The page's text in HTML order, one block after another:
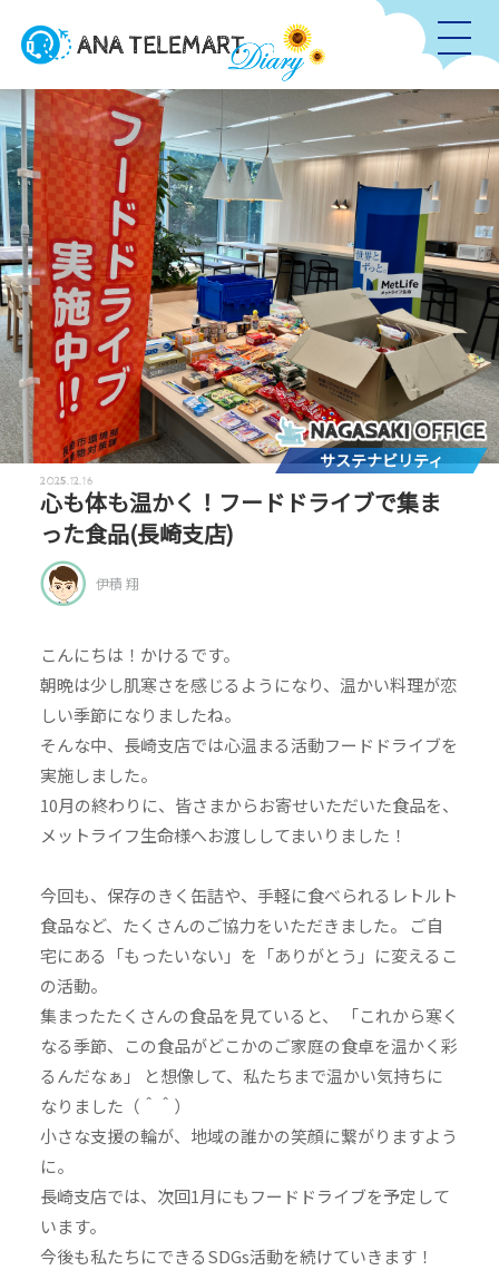
サステナビリティ
2025.12.16
心も体も温かく！フードドライブで集ま
った食品(長崎支店)
伊積 翔
こんにちは！かけるです。
朝晩は少し肌寒さを感じるようになり、温かい料理が恋
しい季節になりましたね。
そんな中、長崎支店では心温まる活動フードドライブを
実施しました。
10月の終わりに、皆さまからお寄せいただいた食品を、
メットライフ生命様へお渡ししてまいりました！
今回も、保存のきく缶詰や、手軽に食べられるレトルト
食品など、たくさんのご協力をいただきました。 ご自
宅にある「もったいない」を「ありがとう」に変えるこ
の活動。
集まったたくさんの食品を見ていると、 「これから寒く
なる季節、この食品がどこかのご家庭の食卓を温かく彩
るんだなぁ」 と想像して、私たちまで温かい気持ちに
なりました（＾＾）
小さな支援の輪が、地域の誰かの笑顔に繋がりますよう
に。
長崎支店では、次回1月にもフードドライブを予定して
います。
今後も私たちにできるSDGs活動を続けていきます！